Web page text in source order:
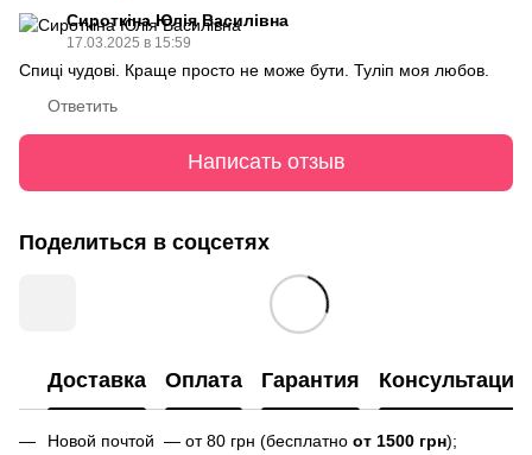
Сироткіна Юлія Василівна
17.03.2025 в 15:59
Спиці чудові. Краще просто не може бути. Туліп моя любов.
Ответить
Написать отзыв
Поделиться в соцсетях
Доставка Оплата Гарантия Консультация
Новой почтой — от 80 грн (бесплатно от 1500 грн);